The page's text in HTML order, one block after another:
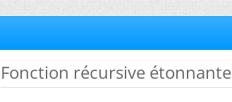
Fonction récursive étonnante